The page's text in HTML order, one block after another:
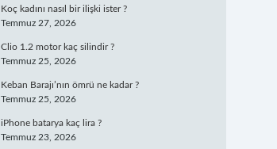
Koç kadını nasıl bir ilişki ister ?
Temmuz 27, 2026
Clio 1.2 motor kaç silindir ?
Temmuz 25, 2026
Keban Barajı’nın ömrü ne kadar ?
Temmuz 25, 2026
iPhone batarya kaç lira ?
Temmuz 23, 2026